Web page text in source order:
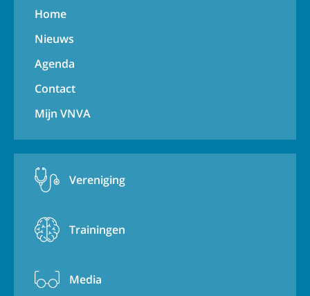
Home
Nieuws
Agenda
Contact
Mijn VNVA
Vereniging
Trainingen
Media